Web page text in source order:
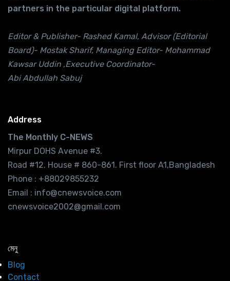
partners in the particular digital platform.
Editor & Publisher- Rashed Kamal, Advisor (Editorial
Board)- Mostak Sharif, Managing Editor- Mohammad
Kawsar Uddin ,Executive Coordinator-
Abi Abdullah Sabuj
Address
The Monthly C-NEWS
Mirpur DOHS Avenue #3.
Road #12. House # 860-861. First floor A1,Bangladesh
Phone : +88029855232
Email : info@cnewsvoice.com
cnewsvoice2002@gmail.com
মেনু
Blog
Contact